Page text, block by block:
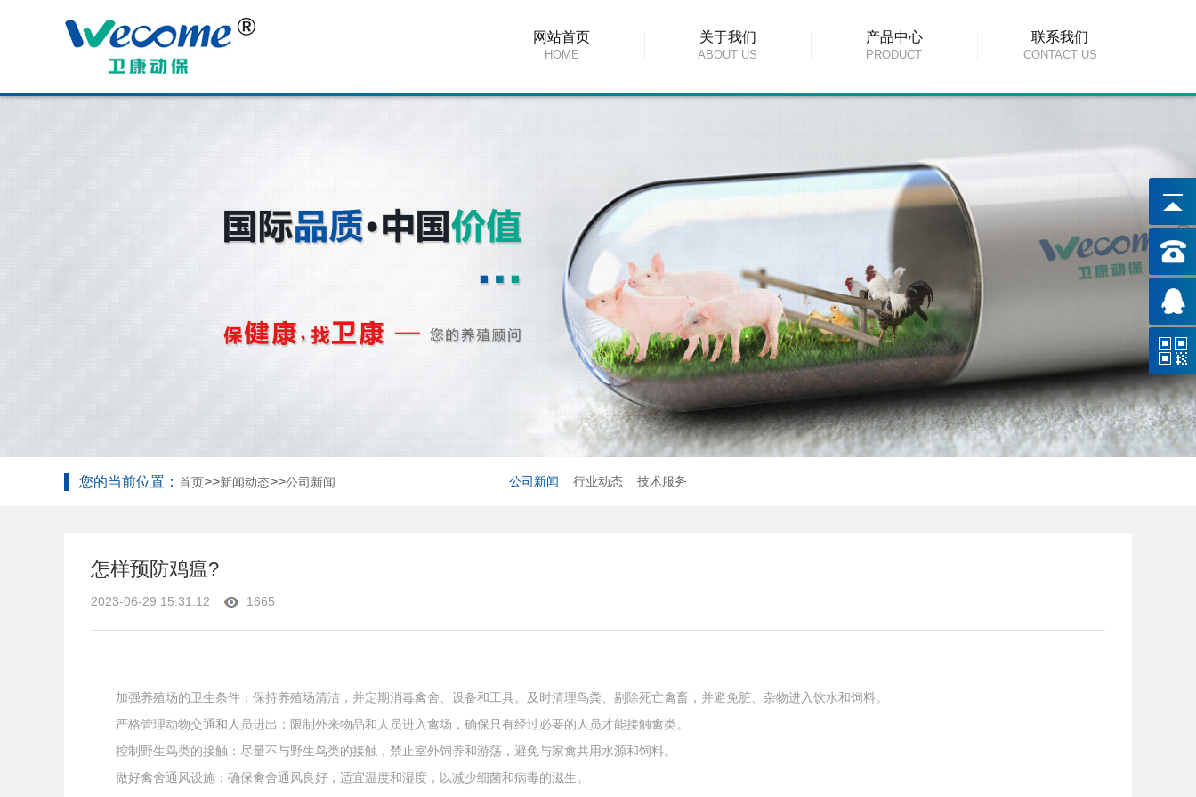
网站首页
HOME
关于我们
ABOUT US
产品中心
PRODUCT
联系我们
CONTACT US
公司新闻 行业动态 技术服务
您的当前位置： 首页>>新闻动态>>公司新闻
怎样预防鸡瘟?
2023-06-29 15:31:12 1665
加强养殖场的卫生条件：保持养殖场清洁，并定期消毒禽舍、设备和工具。及时清理鸟粪、剔除死亡禽畜，并避免脏、杂物进入饮水和饲料。
严格管理动物交通和人员进出：限制外来物品和人员进入禽场，确保只有经过必要的人员才能接触禽类。
控制野生鸟类的接触：尽量不与野生鸟类的接触，禁止室外饲养和游荡，避免与家禽共用水源和饲料。
做好禽舍通风设施：确保禽舍通风良好，适宜温度和湿度，以减少细菌和病毒的滋生。